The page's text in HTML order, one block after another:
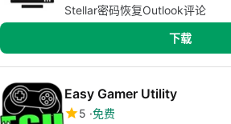
Stellar密码恢复Outlook评论
下载
Easy Gamer Utility
5 免费